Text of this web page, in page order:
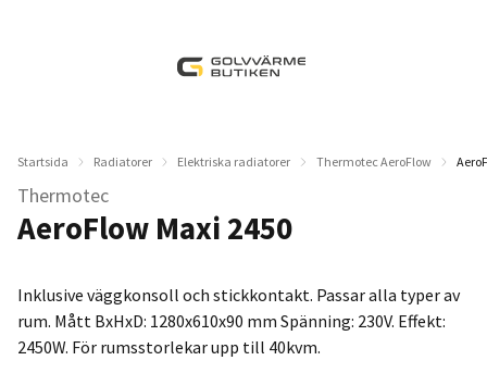
Startsida Radiatorer Elektriska radiatorer Thermotec AeroFlow
Thermotec
AeroFlow Maxi 2450
Inklusive väggkonsoll och stickkontakt. Passar alla typer av
rum. Mått BxHxD: 1280x610x90 mm Spänning: 230V. Effekt:
2450W. För rumsstorlekar upp till 40kvm.